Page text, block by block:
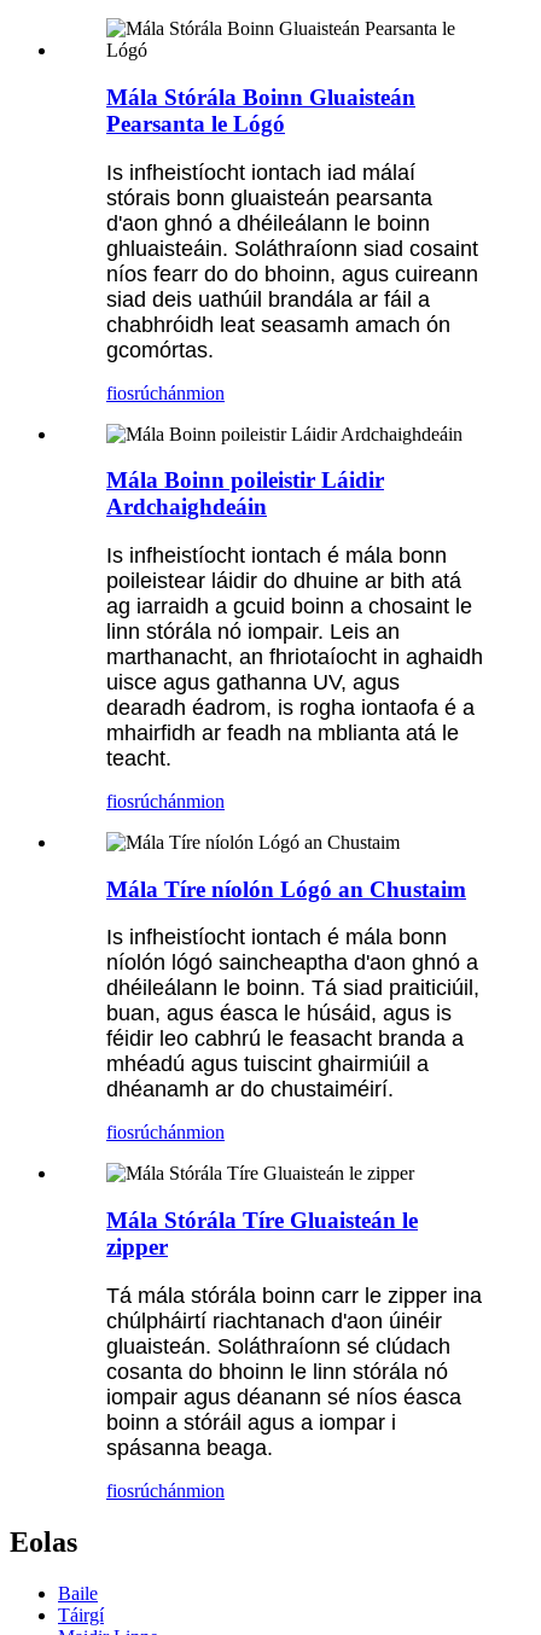
Mála Stórála Boinn Gluaisteán
Pearsanta le Lógó
Is infheistíocht iontach iad málaí
stórais bonn gluaisteán pearsanta
d'aon ghnó a dhéileálann le boinn
ghluaisteáin. Soláthraíonn siad cosaint
níos fearr do do bhoinn, agus cuireann
siad deis uathúil brandála ar fáil a
chabhróidh leat seasamh amach ón
gcomórtas.
fiosrúchánmion
Mála Boinn poileistir Láidir
Ardchaighdeáin
Is infheistíocht iontach é mála bonn
poileistear láidir do dhuine ar bith atá
ag iarraidh a gcuid boinn a chosaint le
linn stórála nó iompair. Leis an
marthanacht, an fhriotaíocht in aghaidh
uisce agus gathanna UV, agus
dearadh éadrom, is rogha iontaofa é a
mhairfidh ar feadh na mblianta atá le
teacht.
fiosrúchánmion
Mála Tíre níolón Lógó an Chustaim
Is infheistíocht iontach é mála bonn
níolón lógó saincheaptha d'aon ghnó a
dhéileálann le boinn. Tá siad praiticiúil,
buan, agus éasca le húsáid, agus is
féidir leo cabhrú le feasacht branda a
mhéadú agus tuiscint ghairmiúil a
dhéanamh ar do chustaiméirí.
fiosrúchánmion
Mála Stórála Tíre Gluaisteán le
zipper
Tá mála stórála boinn carr le zipper ina
chúlpháirtí riachtanach d'aon úinéir
gluaisteán. Soláthraíonn sé clúdach
cosanta do bhoinn le linn stórála nó
iompair agus déanann sé níos éasca
boinn a stóráil agus a iompar i
spásanna beaga.
fiosrúchánmion
Eolas
Baile
Táirgí